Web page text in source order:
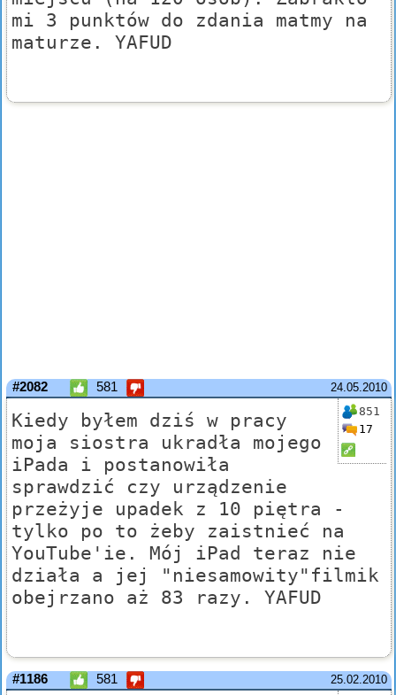
mi 3 punktów do zdania matmy na
maturze. YAFUD
24.05.2010
#2082 581
851
17
Kiedy byłem dziś w pracy
moja siostra ukradła mojego
iPada i postanowiła
sprawdzić czy urządzenie
przeżyje upadek z 10 piętra -
tylko po to żeby zaistnieć na
YouTube'ie. Mój iPad teraz nie
działa a jej "niesamowity"filmik
obejrzano aż 83 razy. YAFUD
25.02.2010
#1186 581